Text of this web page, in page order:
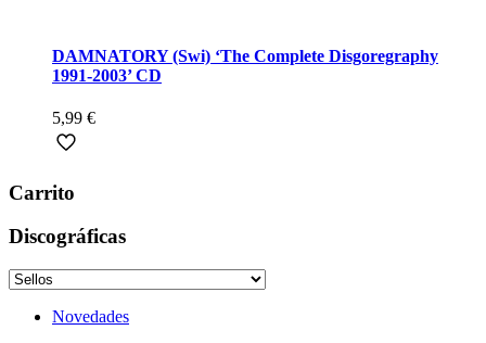
DAMNATORY (Swi) ‘The Complete Disgoregraphy
1991-2003’ CD
5,99 €
Carrito
Discográficas
Novedades